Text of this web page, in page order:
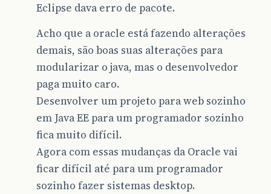
Eclipse dava erro de pacote.
Acho que a oracle está fazendo alterações
demais, são boas suas alterações para
modularizar o java, mas o desenvolvedor
paga muito caro.
Desenvolver um projeto para web sozinho
em Java EE para um programador sozinho
fica muito difícil.
Agora com essas mudanças da Oracle vai
ficar difícil até para um programador
sozinho fazer sistemas desktop.